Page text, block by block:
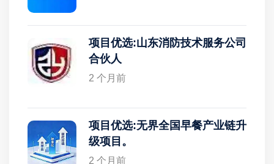
项目优选:山东消防技术服务公司
合伙人
2 个月前
项目优选:无界全国早餐产业链升
级项目。
2 个月前